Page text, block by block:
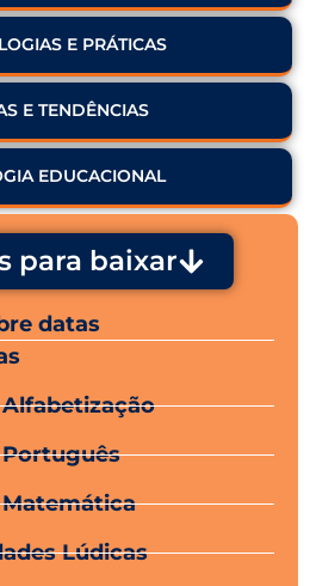
E PRÁTICAS
E TENDÊNCIAS
EDUCACIONAL
para baixar
datas
Lúdicas